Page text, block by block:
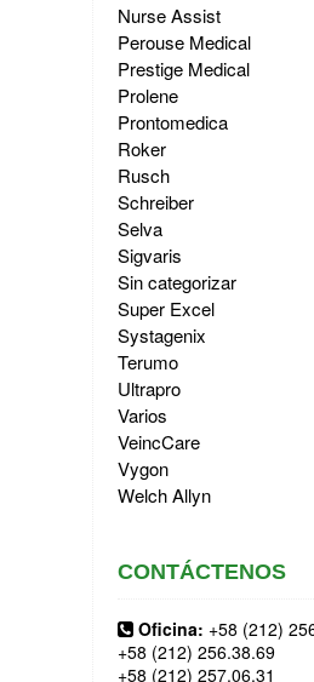
Nurse Assist
Perouse Medical
Prestige Medical
Prolene
Prontomedica
Roker
Rusch
Schreiber
Selva
Sigvaris
Sin categorizar
Super Excel
Systagenix
Terumo
Ultrapro
Varios
VeincCare
Vygon
Welch Allyn
CONTÁCTENOS
Oficina: +58 (212)
+58 (212) 256.38.69
+58 (212) 257.06.31